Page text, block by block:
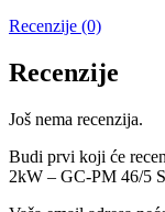
Recenzije (0)
Recenzije
Još nema recenzija.
Budi prvi koji će
2kW – GC-PM 46/5